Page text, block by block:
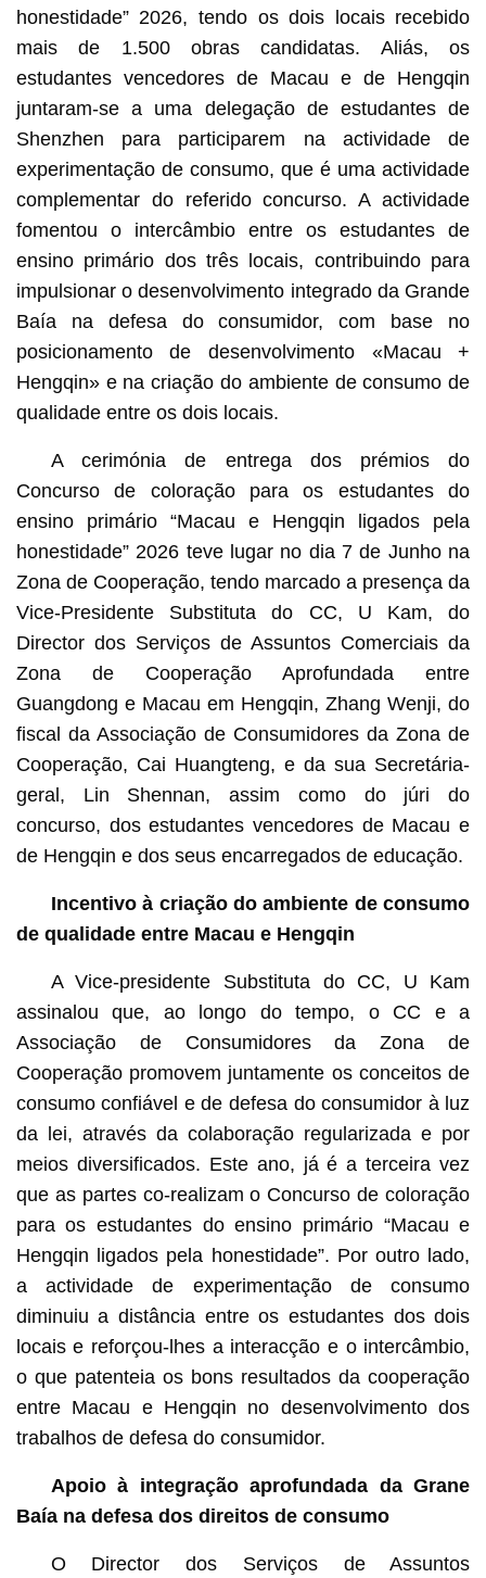
honestidade” 2026, tendo os dois locais recebido
mais de 1.500 obras candidatas. Aliás, os
estudantes vencedores de Macau e de Hengqin
juntaram-se a uma delegação de estudantes de
Shenzhen para participarem na actividade de
experimentação de consumo, que é uma actividade
complementar do referido concurso. A actividade
fomentou o intercâmbio entre os estudantes de
ensino primário dos três locais, contribuindo para
impulsionar o desenvolvimento integrado da Grande
Baía na defesa do consumidor, com base no
posicionamento de desenvolvimento «Macau +
Hengqin» e na criação do ambiente de consumo de
qualidade entre os dois locais.
A cerimónia de entrega dos prémios do
Concurso de coloração para os estudantes do
ensino primário “Macau e Hengqin ligados pela
honestidade” 2026 teve lugar no dia 7 de Junho na
Zona de Cooperação, tendo marcado a presença da
Vice-Presidente Substituta do CC, U Kam, do
Director dos Serviços de Assuntos Comerciais da
Zona de Cooperação Aprofundada entre
Guangdong e Macau em Hengqin, Zhang Wenji, do
fiscal da Associação de Consumidores da Zona de
Cooperação, Cai Huangteng, e da sua Secretária-
geral, Lin Shennan, assim como do júri do
concurso, dos estudantes vencedores de Macau e
de Hengqin e dos seus encarregados de educação.
Incentivo à criação do ambiente de consumo
de qualidade entre Macau e Hengqin
A Vice-presidente Substituta do CC, U Kam
assinalou que, ao longo do tempo, o CC e a
Associação de Consumidores da Zona de
Cooperação promovem juntamente os conceitos de
consumo confiável e de defesa do consumidor à luz
da lei, através da colaboração regularizada e por
meios diversificados. Este ano, já é a terceira vez
que as partes co-realizam o Concurso de coloração
para os estudantes do ensino primário “Macau e
Hengqin ligados pela honestidade”. Por outro lado,
a actividade de experimentação de consumo
diminuiu a distância entre os estudantes dos dois
locais e reforçou-lhes a interacção e o intercâmbio,
o que patenteia os bons resultados da cooperação
entre Macau e Hengqin no desenvolvimento dos
trabalhos de defesa do consumidor.
Apoio à integração aprofundada da Grane
Baía na defesa dos direitos de consumo
O Director dos Serviços de Assuntos